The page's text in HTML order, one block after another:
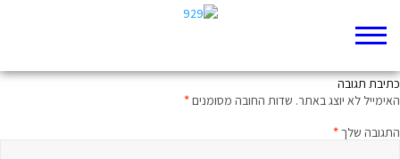
כתיבת תגובה
האימייל לא יוצג באתר. שדות החובה מסומנים*
התגובה שלך*